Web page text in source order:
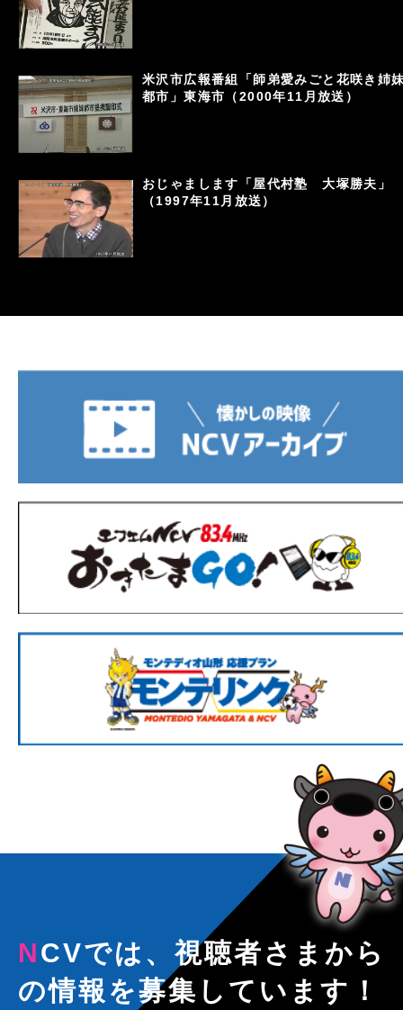
米沢市広報番組「師弟愛みごと花咲き姉
都市」東海市（2000年11月放送）
おじゃまします「屋代村塾 大塚勝夫」
（1997年11月放送）
NCVでは、視聴者さまから
の情報を募集しています！